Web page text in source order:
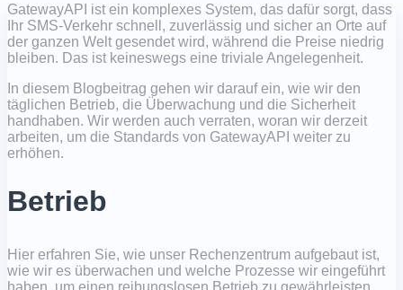
GatewayAPI ist ein komplexes System, das dafür sorgt, dass
Ihr SMS-Verkehr schnell, zuverlässig und sicher an Orte auf
der ganzen Welt gesendet wird, während die Preise niedrig
bleiben. Das ist keineswegs eine triviale Angelegenheit.
In diesem Blogbeitrag gehen wir darauf ein, wie wir den
täglichen Betrieb, die Überwachung und die Sicherheit
handhaben. Wir werden auch verraten, woran wir derzeit
arbeiten, um die Standards von GatewayAPI weiter zu
erhöhen.
Betrieb
Hier erfahren Sie, wie unser Rechenzentrum aufgebaut ist,
wie wir es überwachen und welche Prozesse wir eingeführt